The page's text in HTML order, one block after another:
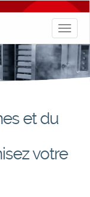
Toggle
et du
votre